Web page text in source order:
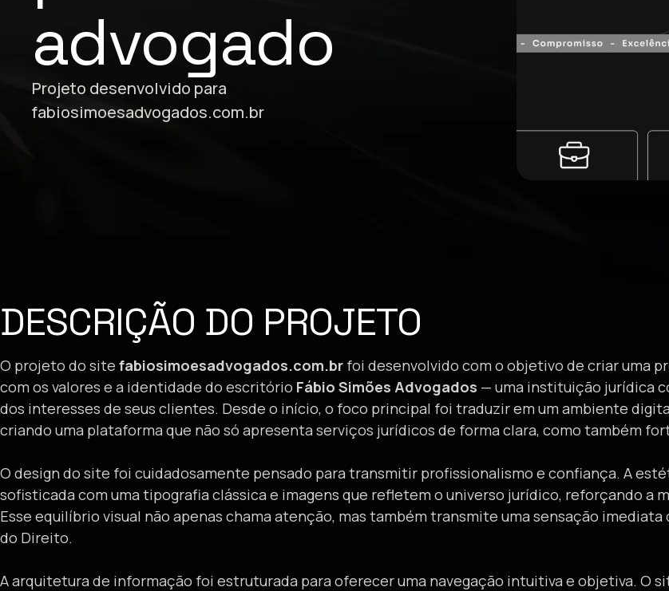
advogado
Projeto desenvolvido para
fabiosimoesadvogados.com.br
DESCRIÇÃO DO PROJETO
O projeto do site fabiosimoesadvogados.com.br foi desenvolvido com o objetivo de criar uma
com os valores e a identidade do escritório Fábio Simões Advogados — uma instituição jurídica
dos interesses de seus clientes. Desde o início, o foco principal foi traduzir em um ambiente
criando uma plataforma que não só apresenta serviços jurídicos de forma clara, como também
O design do site foi cuidadosamente pensado para transmitir profissionalismo e confiança. A
sofisticada com uma tipografia clássica e imagens que refletem o universo jurídico, reforçando a
Esse equilíbrio visual não apenas chama atenção, mas também transmite uma sensação
do Direito.
A arquitetura de informação foi estruturada para oferecer uma navegação intuitiva e objetiva. O